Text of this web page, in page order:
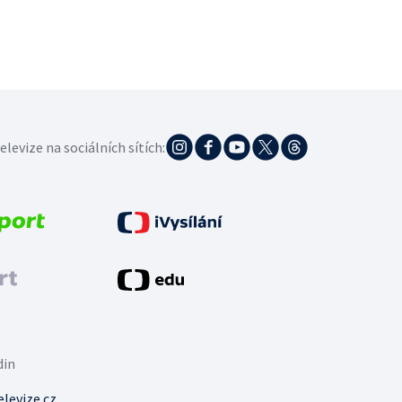
na sociálních sítích: